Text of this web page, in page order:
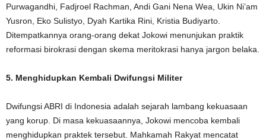
Purwagandhi, Fadjroel Rachman, Andi Gani Nena Wea, Ukin Ni’am
Yusron, Eko Sulistyo, Dyah Kartika Rini, Kristia Budiyarto.
Ditempatkannya orang-orang dekat Jokowi menunjukan praktik
reformasi birokrasi dengan skema meritokrasi hanya jargon belaka.
5. Menghidupkan Kembali Dwifungsi Militer
Dwifungsi ABRI di Indonesia adalah sejarah lambang kekuasaan
yang korup. Di masa kekuasaannya, Jokowi mencoba kembali
menghidupkan praktek tersebut. Mahkamah Rakyat mencatat